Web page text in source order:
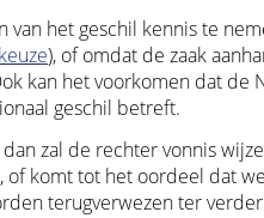
het geschil kennis te
), of omdat de zaak
kan het voorkomen dat de
geschil betreft.
zal de rechter vonnis
komt tot het oordeel dat
terugverwezen ter